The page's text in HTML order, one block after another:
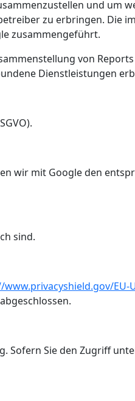
und um
zu erbringen. Die
zusammengeführt.
von
Dienstleistungen
wir mit Google den
sind.
EU-
Sofern Sie den Zugriff